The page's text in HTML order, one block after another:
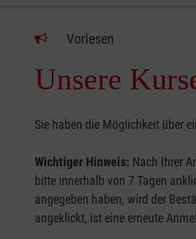
Vorlesen
Unsere
Sie haben die Möglichkeit über
Wichtiger Hinweis: Nach Ihrer
bitte innerhalb von 7 Tagen
angegeben haben, wird der
angeklickt, ist eine erneute